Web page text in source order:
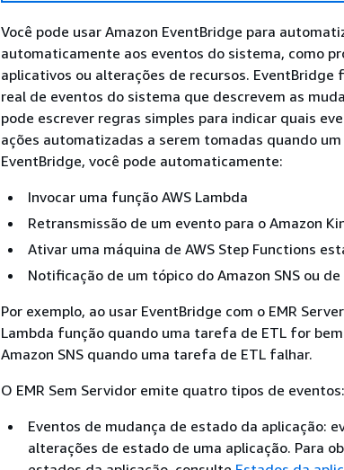
Você pode usar Amazon EventBridge para
automaticamente aos eventos do sistema, como
aplicativos ou alterações de recursos.
real de eventos do sistema que descrevem as
pode escrever regras simples para indicar quais
ações automatizadas a serem tomadas quando
EventBridge, você pode automaticamente:
Invocar uma função AWS Lambda
Retransmissão de um evento para o Amazon
Ativar uma máquina de AWS Step Functions
Notificação de um tópico do Amazon SNS ou
Por exemplo, ao usar EventBridge com o EMR
Lambda função quando uma tarefa de ETL for
Amazon SNS quando uma tarefa de ETL falhar.
O EMR Sem Servidor emite quatro tipos de eventos:
Eventos de mudança de estado da aplicação:
alterações de estado de uma aplicação. Para